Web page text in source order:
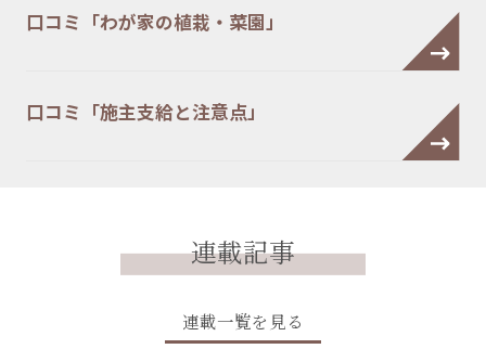
口コミ「わが家の植栽・菜園」
口コミ「施主支給と注意点」
連載記事
連載一覧を見る